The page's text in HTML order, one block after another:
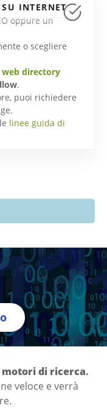
INTERNET
oppure un
o scegliere
web directory
.
puoi richiedere
linee guida di
motori di ricerca.
veloce e verrà